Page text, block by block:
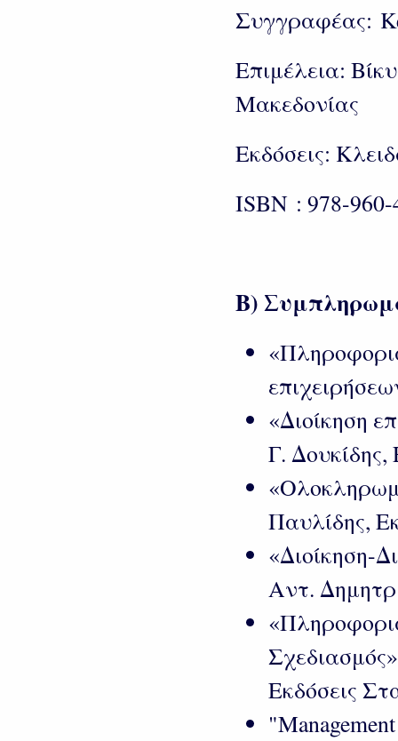
Συγγραφέας:
Επιμέλεια:
Μακεδονίας
Εκδόσεις:
ISBN : 978-
Β)
«Διοίκηση
Γ. Δουκίδης,
Παυλίδης,
«Διοίκηση-
Αντ.
Εκδόσεις